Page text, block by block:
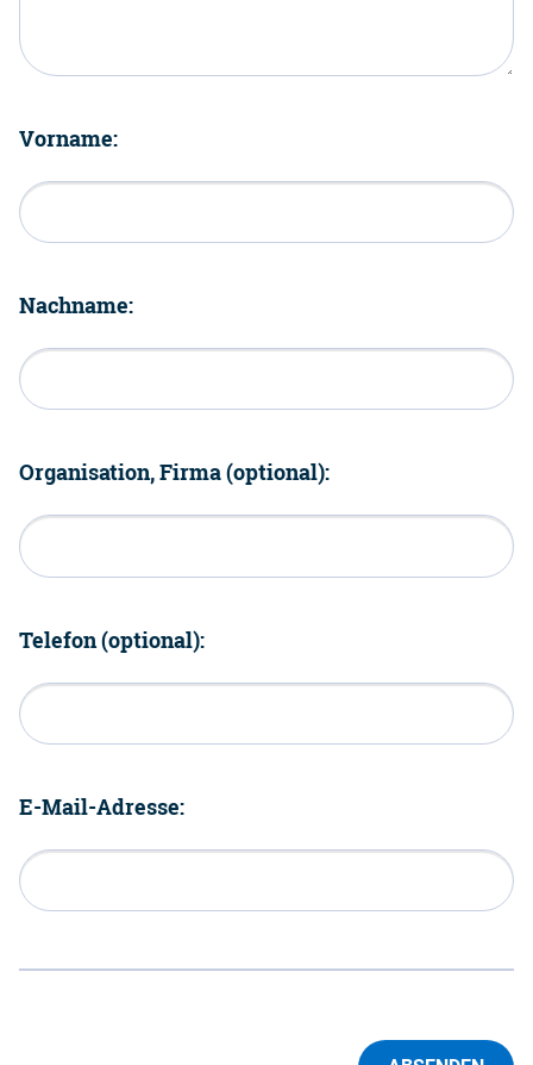
Vorname:
Nachname:
Organisation, Firma (optional):
Telefon (optional):
E-Mail-Adresse: